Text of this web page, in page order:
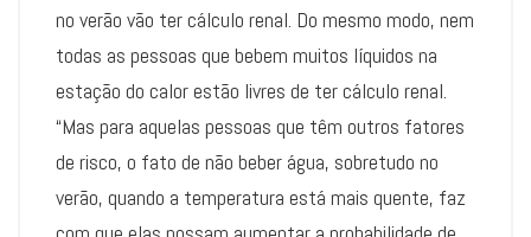
no verão vão ter cálculo renal. Do mesmo modo, nem
todas as pessoas que bebem muitos líquidos na
estação do calor estão livres de ter cálculo renal.
“Mas para aquelas pessoas que têm outros fatores
de risco, o fato de não beber água, sobretudo no
verão, quando a temperatura está mais quente, faz